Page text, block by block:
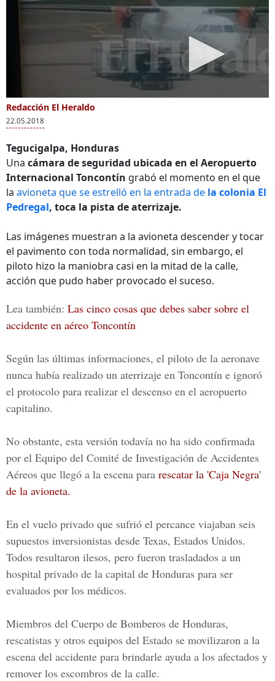
Redacción El Heraldo
22.05.2018
Tegucigalpa, Honduras
Una cámara de seguridad ubicada en el Aeropuerto
Internacional Toncontín grabó el momento en el que
la avioneta que se estrelló en la entrada de la colonia El
Pedregal, toca la pista de aterrizaje.
Las imágenes muestran a la avioneta descender y tocar
el pavimento con toda normalidad, sin embargo, el
piloto hizo la maniobra casi en la mitad de la calle,
acción que pudo haber provocado el suceso.
Lea también: Las cinco cosas que debes saber sobre el
accidente en aéreo Toncontín
Según las últimas informaciones, el piloto de la aeronave
nunca había realizado un aterrizaje en Toncontín e ignoró
el protocolo para realizar el descenso en el aeropuerto
capitalino.
No obstante, esta versión todavía no ha sido confirmada
por el Equipo del Comité de Investigación de Accidentes
Aéreos que llegó a la escena para rescatar la 'Caja Negra'
de la avioneta.
En el vuelo privado que sufrió el percance viajaban seis
supuestos inversionistas desde Texas, Estados Unidos.
Todos resultaron ilesos, pero fueron trasladados a un
hospital privado de la capital de Honduras para ser
evaluados por los médicos.
Miembros del Cuerpo de Bomberos de Honduras,
rescatistas y otros equipos del Estado se movilizaron a la
escena del accidente para brindarle ayuda a los afectados y
remover los escombros de la calle.